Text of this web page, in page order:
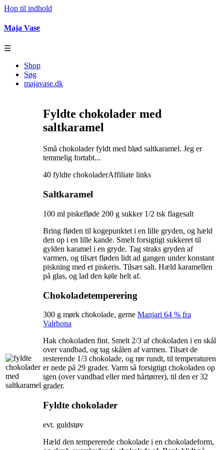
Hop til indhold
Maja Vase
☰
Shop
Søg
majavase.dk
Fyldte chokolader med
saltkaramel
Små chokolader fyldt med blød saltkaramel. Jeg er
temmelig fortabt...
40 fyldte chokoladerAffiliate links
Saltkaramel
100 ml piskefløde 200 g sukker 1/2 tsk flagesalt
Bring fløden til kogepunktet i en lille gryden, og hæld
den op i en lille kande. Smelt forsigtigt sukkeret til
gylden karamel i en gryde. Tag straks gryden af
varmen, og tilsæt fløden lidt ad gangen under konstant
piskning med et piskeris. Tilsæt salt. Hæld karamellen
på glas, og lad den køle helt af.
Chokoladetemperering
300 g mørk chokolade, gerne Manjari 64 % fra
Valrhona
Hak chokoladen fint. Smelt 2/3 af chokoladen i en skål
over vandbad, og tag skålen af varmen. Tilsæt de
resterende 1/3 chokolade, og rør rundt, til temperaturen
er nede på 29 grader. Varm så forsigtigt chokoladen op
igen (over vandbad eller med hårtørrer), til den er 32
grader.
Fyldte chokolader
evt. guldstøv
Hæld den tempererede chokolade i en chokoladeform,